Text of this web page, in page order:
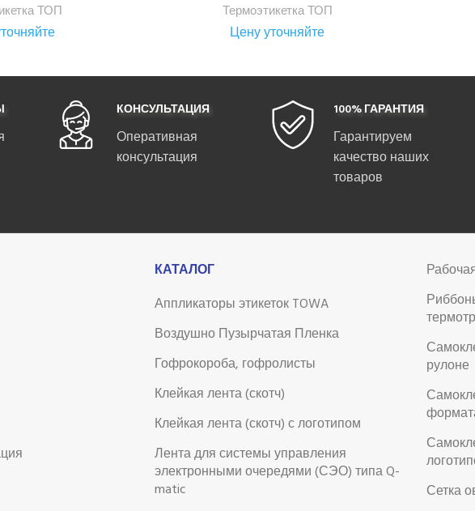
ТОП Термоэтикетка ТОП
Цену уточняйте
КОНСУЛЬТАЦИЯ
Оперативная
консультация
100% ГАРАНТИЯ
Гарантируем
качество наших
товаров
КАТАЛОГ
Аппликаторы этикеток TOWA
Воздушно Пузырчатая Пленка
Гофрокороба, гофролисты
Клейкая лента (скотч)
Клейкая лента (скотч) с логотипом
Лента для системы управления
электронными очередями (СЭО) типа Q-
matic
рулоне
Сетка